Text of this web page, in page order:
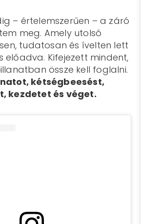
– értelemszerűen – a záró
meg. Amely utolsó
tudatosan és ívelten lett
előadva. Kifejezett mindent,
össze kell foglalni.
kétségbeesést,
kezdetet és véget.